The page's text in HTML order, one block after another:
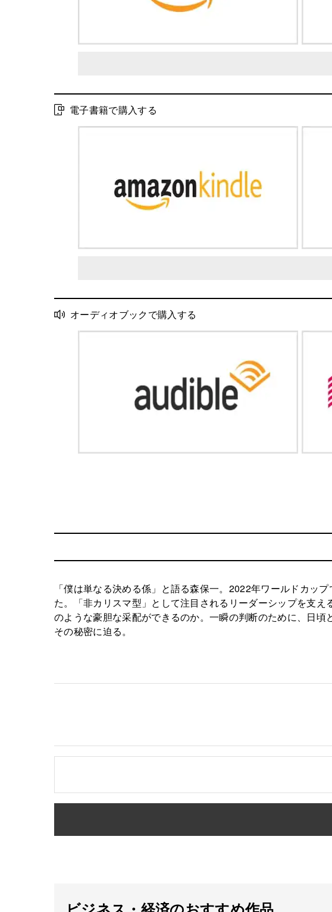
電子書籍で購入する
オーディオブックで購入する
「僕は単なる決める係」と語る森保一。2022年ワールドカッ
た。「非カリスマ型」として注目されるリーダーシップを支
のような豪胆な采配ができるのか。一瞬の判断のために、日
その秘密に迫る。